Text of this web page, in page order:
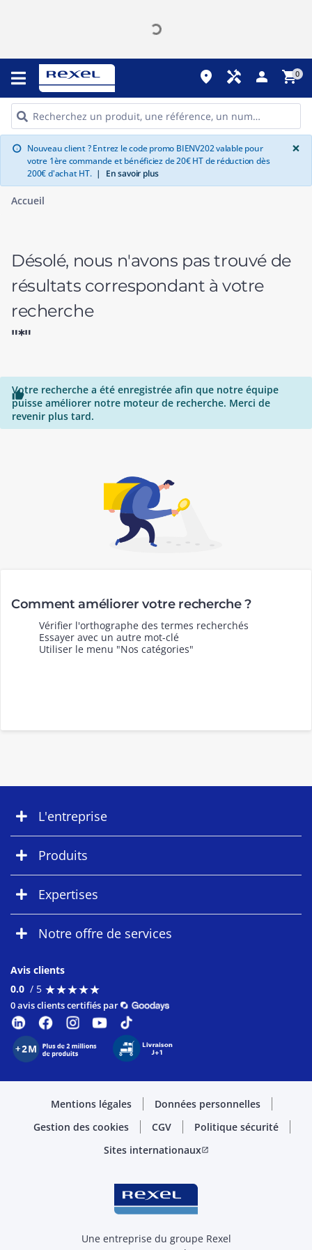
place handyman person shopping_cart0
info Nouveau client ? Entrez le code promo BIENV202 valable pour
votre 1ère commande et bénéficiez de 20€ HT de réduction dès
200€ d'achat HT. | En savoir plus
×
Accueil
Désolé, nous n'avons pas trouvé de
résultats correspondant à votre
recherche
"*"

Votre recherche a été enregistrée afin que notre équipe
puisse améliorer notre moteur de recherche. Merci de
revenir plus tard.
Comment améliorer votre recherche ?
Vérifier l'orthographe des termes recherchés
Essayer avec un autre mot-clé
Utiliser le menu "Nos catégories"
L'entreprise
Produits
Expertises
Notre offre de services
Avis clients
0.0 / 5 ★★★★★
★★★★★
0 avis clients certifiés par
Mentions légales
Données personnelles
Gestion des cookies
CGV
Politique sécurité
Sites internationauxopen_in_new
Une entreprise du groupe Rexel